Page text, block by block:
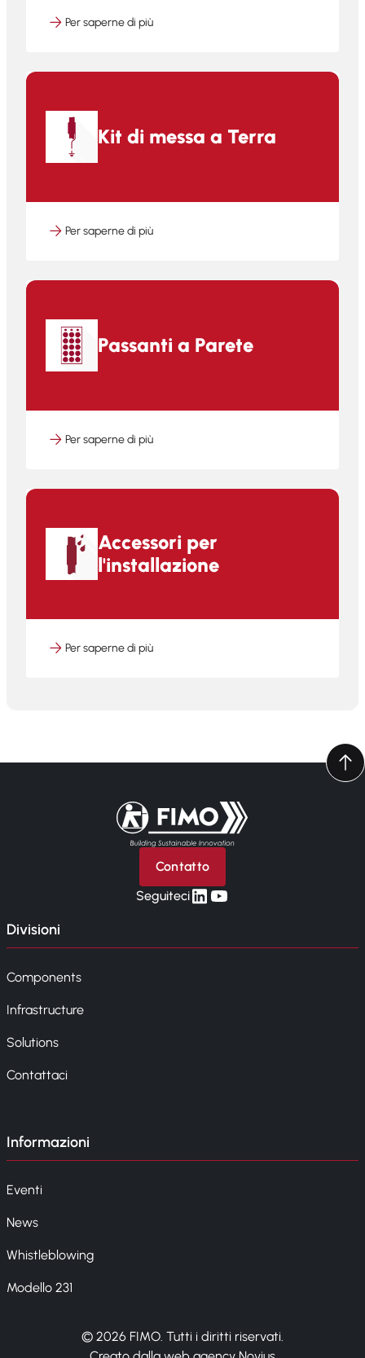
Per saperne di più
Kit di messa a Terra
Per saperne di più
Passanti a Parete
Per saperne di più
Accessori per
l'installazione
Per saperne di più
Torna alla pagina iniziale
Contatto
Seguitecilinkedin
yt
Divisioni
Components
Infrastructure
Solutions
Contattaci
Informazioni
Eventi
News
Whistleblowing
Modello 231
© 2026 FIMO. Tutti i diritti riservati.